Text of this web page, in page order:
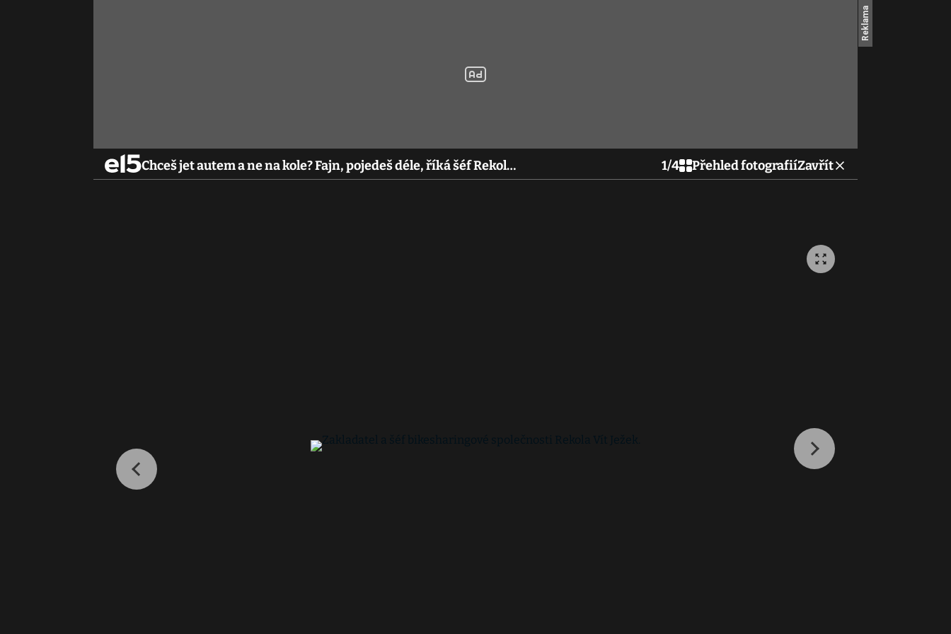
Chceš jet autem a ne na kole? Fajn, pojedeš déle, říká šéf Rekol… 1/4 Přehled fotografiíZavřít